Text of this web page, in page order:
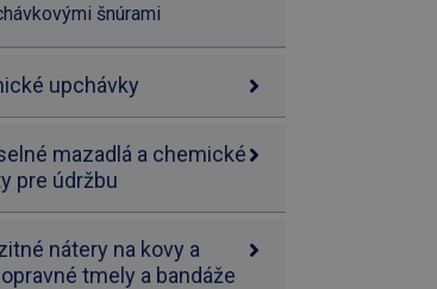
šnúrami
upchávky
mazadlá a chemické
pre údržbu
nátery na kovy a
tmely a bandáže